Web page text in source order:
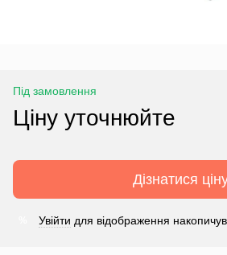
Під замовлення
Ціну уточнюйте
Дізнатися
Увійти для відображення